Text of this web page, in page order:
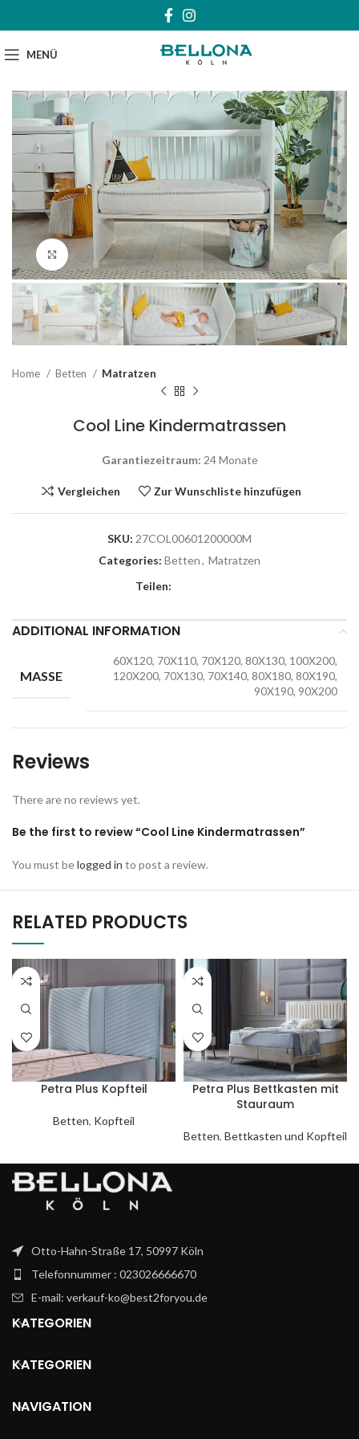
MENÜ
Klick zum Vergrößern
Home Betten Matratzen
Cool Line Kindermatrassen
Garantiezeitraum: 24 Monate
Vergleichen Zur Wunschliste hinzufügen
SKU: 27COL00601200000M
Categories: Betten, Matratzen
Teilen:
ADDITIONAL INFORMATION
MASSE
60X120, 70X110, 70X120, 80X130, 100X200,
120X200, 70X130, 70X140, 80X180, 80X190,
90X190, 90X200
Reviews
There are no reviews yet.
Be the first to review “Cool Line Kindermatrassen”
You must belogged in to post a review.
RELATED PRODUCTS
Petra Plus Kopfteil
Betten, Kopfteil
Petra Plus Bettkasten mit
Stauraum
Betten, Bettkasten und Kopfteil
Otto-Hahn-Straße 17, 50997 Köln
Telefonnummer : 023026666670
E-mail: verkauf-ko@best2foryou.de
KATEGORIEN
KATEGORIEN
NAVIGATION